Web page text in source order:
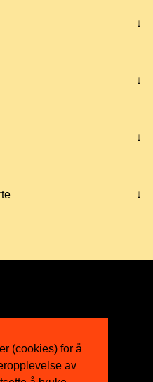
(cookies) for å
av
↓
↓
↓
↓